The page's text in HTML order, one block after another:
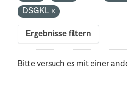
DSGKL
Ergebnisse filtern
Bitte versuch es mit einer